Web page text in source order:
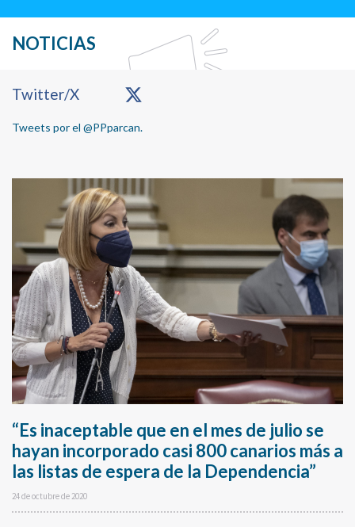
NOTICIAS
“Es inaceptable que en el mes de julio se
hayan incorporado casi 800 canarios más a
las listas de espera de la Dependencia”
24 de octubre de 2020
Primary
Twitter/X
Tweets por el @PPparcan.